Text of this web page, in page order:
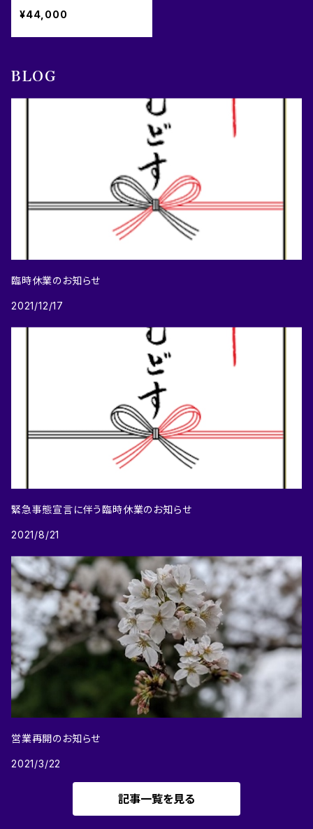
¥44,000
BLOG
臨時休業のお知らせ
2021/12/17
緊急事態宣言に伴う臨時休業のお知らせ
2021/8/21
営業再開のお知らせ
2021/3/22
記事一覧を見る